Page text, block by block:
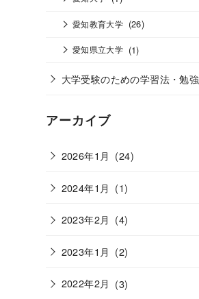
愛知教育大学 (26)
愛知県立大学 (1)
大学受験のための学習法・勉
アーカイブ
2026年1月 (24)
2024年1月 (1)
2023年2月 (4)
2023年1月 (2)
2022年2月 (3)